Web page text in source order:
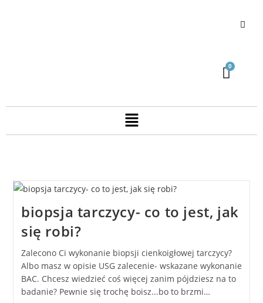
biopsja tarczycy- co to jest, jak
się robi?
Zalecono Ci wykonanie biopsji cienkoigłowej tarczycy?
Albo masz w opisie USG zalecenie- wskazane wykonanie
BAC. Chcesz wiedzieć coś więcej zanim pójdziesz na to
badanie? Pewnie się trochę boisz...bo to brzmi…